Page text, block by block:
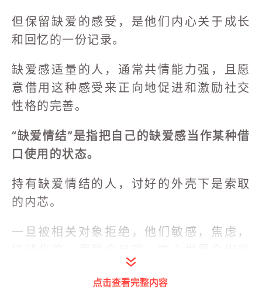
但保留缺爱的感受，是他们内心关于成长
和回忆的一份记录。
缺爱感适量的人，通常共情能力强，且愿
意借用这种感受来正向地促进和激励社交
性格的完善。
“缺爱情结”是指把自己的缺爱感当作某种借
口使用的状态。
持有缺爱情结的人，讨好的外壳下是索取
的内芯。
一旦被相关对象拒绝，他们敏感，焦虑，
点击查看完整内容